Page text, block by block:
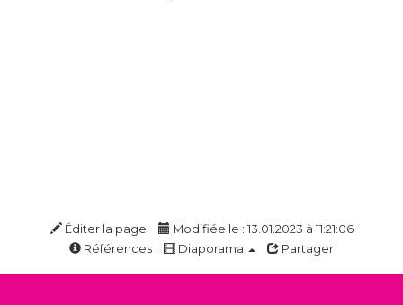
Éditer la page
Modifiée le : 13.01.2023 à 11:21:06
Références
Diaporama Partager